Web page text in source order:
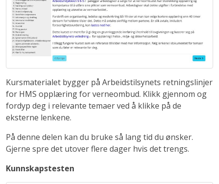
Kursmaterialet bygger på Arbeidstilsynets retningslinjer
for HMS opplæring for verneombud. Klikk gjennom og
fordyp deg i relevante temaer ved å klikke på de
eksterne lenkene.
På denne delen kan du bruke så lang tid du ønsker.
Gjerne spre det utover flere dager hvis det trengs.
Kunnskapstesten